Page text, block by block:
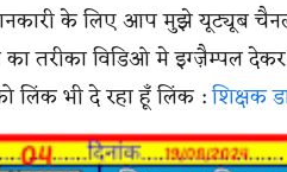
के लिए आप मुझे यूट्यूब
का तरीका विडिओ मे इग्ज़ैम्पल
भी दे रहा हूँ लिंक :शिक्षक